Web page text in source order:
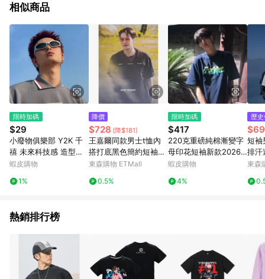
球嚴選、商城、專案商品、「草莓網」全館商品。 4. 如取消訂
回饋。 5. 點數回饋會扣除所有折扣優惠後之最終發票金額計算，
實際回饋請依LINE購物通知為主。 6. 訂單如有使用東森購物
ETMall站內之折扣優惠(包含但不限於東森幣、樂透金、東森現金
券等)，不具點數回饋資格。詳細請依東森購物ETMall之結帳頁面
顯示為準。 7. LINE購物設有「單一商品最高回饋點數」機制(特
殊活動時開放「回饋無上限」)，以同一訂單中同一商品不論件數
計算，並依訂單成立時間當下LINE購物所設定的回饋機制為準。
如顯示之商品規格、顏色、價位、贈品與東森購物ETMall銷售網
頁不符，以銷售網頁標示為準。 9. 若有贈點爭議，請務必於訂單
日期+180天以內至LINE購物客服洽詢；若超過180天(含)以上進
行申訴，恕無法贈點回饋。 10. 部分點數紅包僅限指定商品使
用，或不適用於無回饋商品。各點數紅包之適用商品與使用條件
請依點數紅包頁面規則為準。
相似商品
限時加碼
$29
小廢物俱樂部 Y2K 千
禧 未來科技感 造型眼
鏡 赛博朋克 蹦迪 嘻哈
網紅同款 小紅書同款
蝦皮購物
1%
降價
$728 (降$181)
王嘉爾同款男士t恤內
搭打底黑色簡約短袖修
身百搭半袖潮流裝上衣
東森購物 ETMall
0.5%
限時加碼
$417
220克重磅純棉漸變字
母印花短袖新款2026
夏季潮流復古寬鬆情侶
蝦皮購物
4%
歷
短袖
排汗
重磅
東森
熱銷排行榜